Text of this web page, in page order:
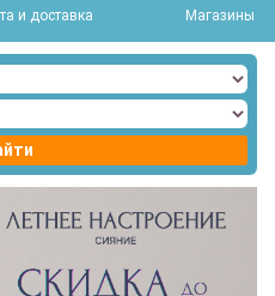
и доставка Магазины